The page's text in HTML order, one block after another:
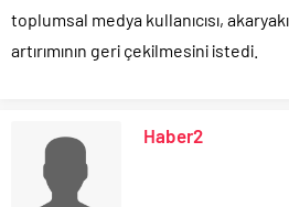
toplumsal medya kullanıcısı,
artırımının geri çekilmesini istedi.
Haber2